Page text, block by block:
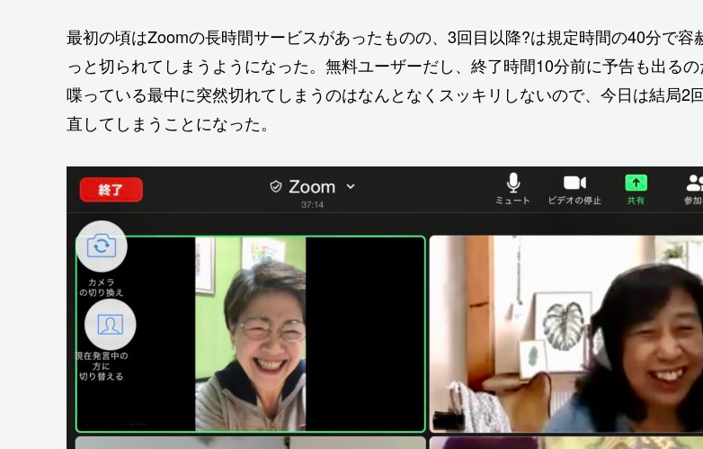
最初の頃はZoomの長時間サービスがあったものの、3回目以降?は規定時間の40分で容
っと切られてしまうようになった。無料ユーザーだし、終了時間10分前に予告も出るの
喋っている最中に突然切れてしまうのはなんとなくスッキリしないので、今日は結局2
直してしまうことになった。